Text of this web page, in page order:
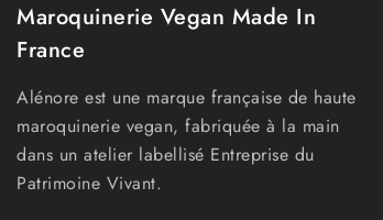
Maroquinerie Vegan Made In
France
Alénore est une marque française de haute
maroquinerie vegan, fabriquée à la main
dans un atelier labellisé Entreprise du
Patrimoine Vivant.